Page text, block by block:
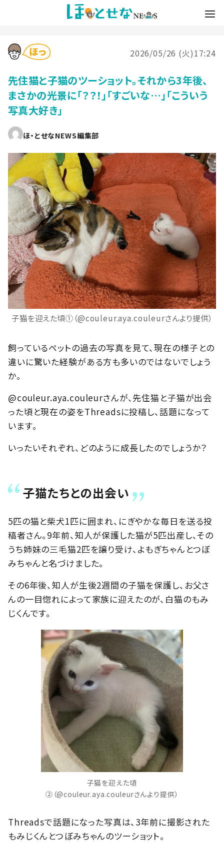
2026/05/26 (火)17:24
先住猫と子猫のツーショット。それから3年後、
まさかの光景に「？？！」「すごいな…」「こういう
写真大好き」
ほ・とせなNEWS編集部
子猫を迎えた頃①（@couleur.aya.couleurさんより提供）
飼っているペットの過去の写真を見て、現在の様子との
違いに驚いた経験がある方も多いのではないでしょう
か。
@couleur.aya.couleurさんが、先住猫と子猫が出会
った頃と現在の姿をThreadsに投稿し、話題になって
います。
いったいそれぞれ、どのように成長したのでしょうか？
子猫たちとの出会い
5匹の猫と柴犬1匹に囲まれ、にぎやかな毎日を送る投
稿者さん。9年前、知人が保護した猫が5匹出産し、その
うち姉妹の三毛猫2匹を譲り受け、よもぎちゃんとつぼ
みちゃんと名づけました。
その6年後、知人が生後2週間の子猫を保護し、お父さ
んの一目惚れによって家族に迎えたのが、白猫のもみ
じくんです。
子猫を迎えた頃
②（@couleur.aya.couleurさんより提供）
Threadsで話題になった写真は、3年前に撮影された
もみじくんとつぼみちゃんのツーショット。